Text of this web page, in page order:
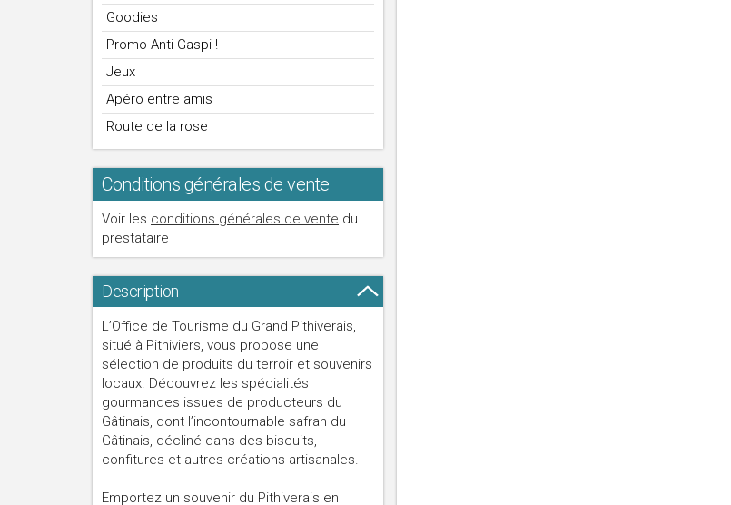
Goodies
Promo Anti-Gaspi !
Jeux
Apéro entre amis
Route de la rose
Conditions générales de vente
Voir les conditions générales de vente du
prestataire
Description
L’Office de Tourisme du Grand Pithiverais,
situé à Pithiviers, vous propose une
sélection de produits du terroir et souvenirs
locaux. Découvrez les spécialités
gourmandes issues de producteurs du
Gâtinais, dont l’incontournable safran du
Gâtinais, décliné dans des biscuits,
confitures et autres créations artisanales.
Emportez un souvenir du Pithiverais en